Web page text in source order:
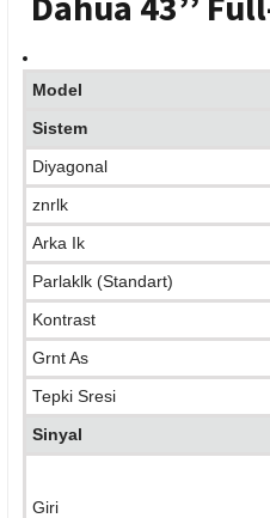
Model
Sistem
Diyagonal
znrlk
Arka Ik
Parlaklk (Standart)
Kontrast
Grnt As
Tepki Sresi
Sinyal
Giri